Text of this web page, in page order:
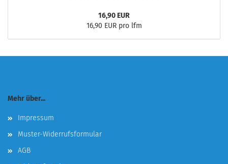
16,90 EUR
16,90 EUR pro lfm
Mehr über...
Impressum
Muster-Widerrufsformular
AGB